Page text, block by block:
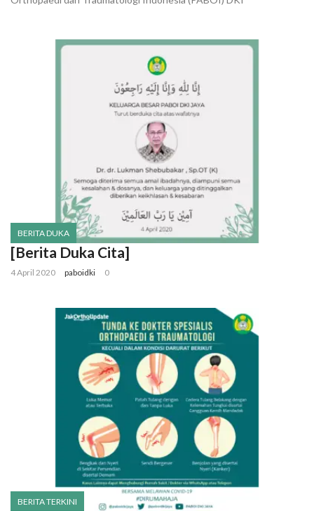
BERITA DUKA
[Berita Duka Cita]
4 April 2020 paboidki 0
BERITA TERKINI